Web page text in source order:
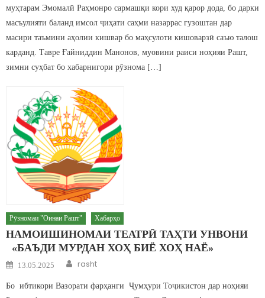
муҳтарам Эмомалӣ Раҳмонро сармашқи кори худ қарор дода, бо дарки
масъулияти баланд имсол ҷиҳати саҳми назаррас гузоштан дар
масири таъмини аҳолии кишвар бо маҳсулоти кишоварзӣ саъю талош
карданд. Тавре Ғайниддин Манонов, муовини раиси ноҳияи Рашт,
зимни суҳбат бо хабарнигори рӯзнома […]
Рӯзномаи "Оинаи Рашт" Хабарҳо
НАМОИШИНОМАИ ТЕАТРӢ ТАҲТИ УНВОНИ
«БАЪДИ МУРДАН ХОҲ БИЁ ХОҲ НАЁ»
Posted on
13.05.2025 Author
rasht
Бо ибтикори Вазорати фарҳанги Ҷумҳури Тоҷикистон дар ноҳияи